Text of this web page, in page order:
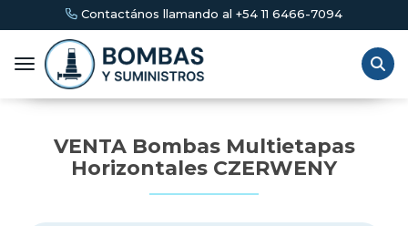
Contactános llamando al +54 11 6466-7094
Toggle navigation
VENTA Bombas Multietapas
Horizontales CZERWENY